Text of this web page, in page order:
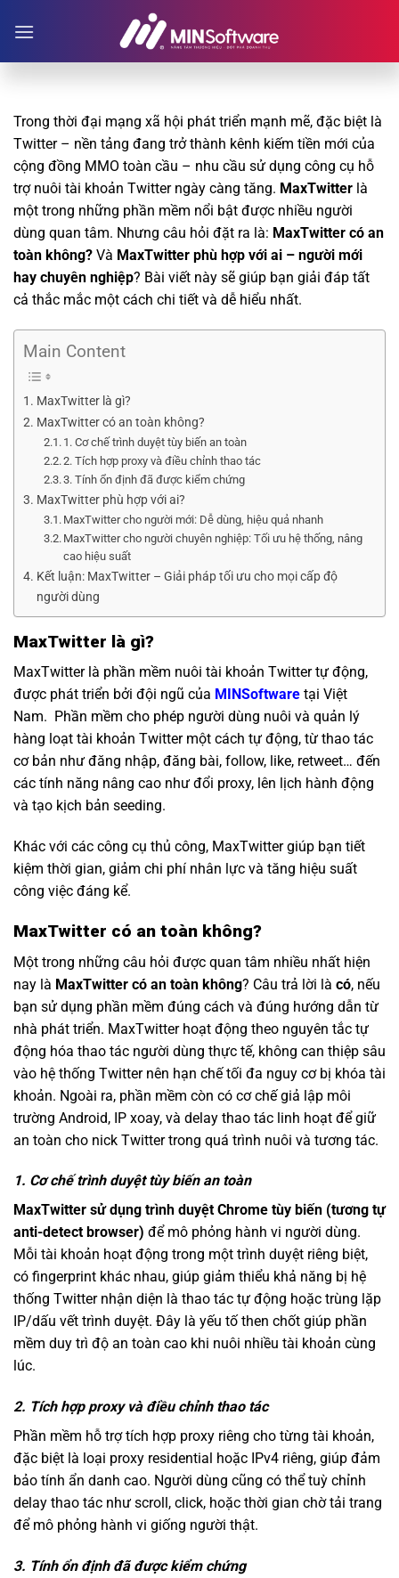
Trong thời đại mạng xã hội phát triển mạnh mẽ, đặc biệt là
Twitter – nền tảng đang trở thành kênh kiếm tiền mới của
cộng đồng MMO toàn cầu – nhu cầu sử dụng công cụ hỗ
trợ nuôi tài khoản Twitter ngày càng tăng. MaxTwitter là
một trong những phần mềm nổi bật được nhiều người
dùng quan tâm. Nhưng câu hỏi đặt ra là: MaxTwitter có an
toàn không? Và MaxTwitter phù hợp với ai – người mới
hay chuyên nghiệp? Bài viết này sẽ giúp bạn giải đáp tất
cả thắc mắc một cách chi tiết và dễ hiểu nhất.
Main Content
MaxTwitter là gì?
MaxTwitter có an toàn không?
1. Cơ chế trình duyệt tùy biến an toàn
2. Tích hợp proxy và điều chỉnh thao tác
3. Tính ổn định đã được kiểm chứng
MaxTwitter phù hợp với ai?
MaxTwitter cho người mới: Dễ dùng, hiệu quả nhanh
MaxTwitter cho người chuyên nghiệp: Tối ưu hệ thống, nâng
cao hiệu suất
Kết luận: MaxTwitter – Giải pháp tối ưu cho mọi cấp độ
người dùng
MaxTwitter là gì?
MaxTwitter là phần mềm nuôi tài khoản Twitter tự động,
được phát triển bởi đội ngũ của MINSoftware tại Việt
Nam. Phần mềm cho phép người dùng nuôi và quản lý
hàng loạt tài khoản Twitter một cách tự động, từ thao tác
cơ bản như đăng nhập, đăng bài, follow, like, retweet… đến
các tính năng nâng cao như đổi proxy, lên lịch hành động
và tạo kịch bản seeding.
Khác với các công cụ thủ công, MaxTwitter giúp bạn tiết
kiệm thời gian, giảm chi phí nhân lực và tăng hiệu suất
công việc đáng kể.
MaxTwitter có an toàn không?
Một trong những câu hỏi được quan tâm nhiều nhất hiện
nay là MaxTwitter có an toàn không? Câu trả lời là có, nếu
bạn sử dụng phần mềm đúng cách và đúng hướng dẫn từ
nhà phát triển. MaxTwitter hoạt động theo nguyên tắc tự
động hóa thao tác người dùng thực tế, không can thiệp sâu
vào hệ thống Twitter nên hạn chế tối đa nguy cơ bị khóa tài
khoản. Ngoài ra, phần mềm còn có cơ chế giả lập môi
trường Android, IP xoay, và delay thao tác linh hoạt để giữ
an toàn cho nick Twitter trong quá trình nuôi và tương tác.
1. Cơ chế trình duyệt tùy biến an toàn
MaxTwitter sử dụng trình duyệt Chrome tùy biến (tương tự
anti-detect browser) để mô phỏng hành vi người dùng.
Mỗi tài khoản hoạt động trong một trình duyệt riêng biệt,
có fingerprint khác nhau, giúp giảm thiểu khả năng bị hệ
thống Twitter nhận diện là thao tác tự động hoặc trùng lặp
IP/dấu vết trình duyệt. Đây là yếu tố then chốt giúp phần
mềm duy trì độ an toàn cao khi nuôi nhiều tài khoản cùng
lúc.
2. Tích hợp proxy và điều chỉnh thao tác
Phần mềm hỗ trợ tích hợp proxy riêng cho từng tài khoản,
đặc biệt là loại proxy residential hoặc IPv4 riêng, giúp đảm
bảo tính ẩn danh cao. Người dùng cũng có thể tuỳ chỉnh
delay thao tác như scroll, click, hoặc thời gian chờ tải trang
để mô phỏng hành vi giống người thật.
3. Tính ổn định đã được kiểm chứng